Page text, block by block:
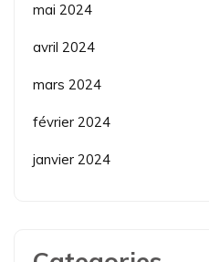
mai 2024
avril 2024
mars 2024
février 2024
janvier 2024